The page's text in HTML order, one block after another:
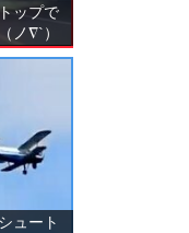
ップで
ノ∇`）
ュート